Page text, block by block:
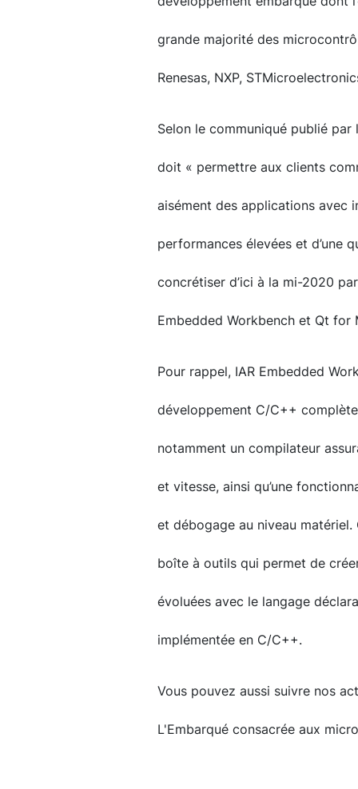
grande majorité des
Renesas, NXP,
Selon le communiqué publié
doit « permettre aux clients
aisément des applications avec
performances élevées et d’une
concrétiser d’ici à la mi-2020
Embedded Workbench et Qt for
Pour rappel, IAR Embedded
développement C/C++
notamment un compilateur
et vitesse, ainsi qu’une
et débogage au niveau
boîte à outils qui permet de
évoluées avec le langage
implémentée en C/C++.
Vous pouvez aussi suivre nos
L'Embarqué consacrée aux